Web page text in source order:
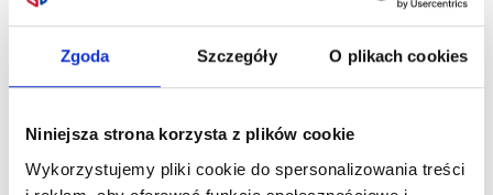
Zgoda Szczegóły O plikach cookies
Niniejsza strona korzysta z plików cookie
Wykorzystujemy pliki cookie do spersonalizowania treści
Zobacz również